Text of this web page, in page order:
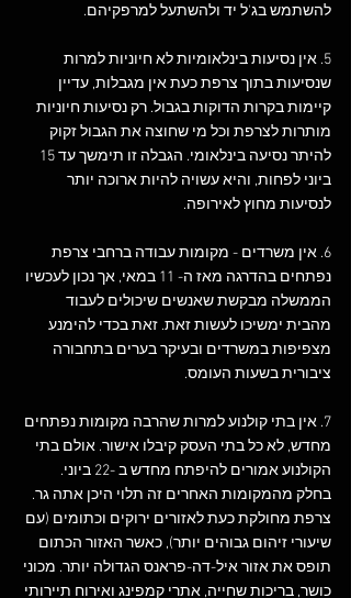
להשתמש בג'ל יד ולהשתעל למרפקיהם.
5. אין נסיעות בינלאומיות לא חיוניות למרות
שנסיעות בתוך צרפת כעת אין מגבלות, עדיין
קיימות בקרות הדוקות בגבול. רק נסיעות חיוניות
מותרות לצרפת וכל מי שחוצה את הגבול זקוק
ביוני לפחות, והיא עשויה להיות ארוכה יותר
לנסיעות מחוץ לאירופה.
6. אין משרדים - מקומות עבודה ברחבי צרפת
נפתחים בהדרגה מאז ה- 11 במאי, אך נכון לעכשיו
הממשלה מבקשת שאנשים שיכולים לעבוד
מהבית ימשיכו לעשות זאת. זאת בכדי להימנע
מצפיפות במשרדים ובעיקר בערים בתחבורה
ציבורית בשעות העומס.
7. אין בתי קולנוע למרות שהרבה מקומות נפתחים
מחדש, לא כל בתי העסק קיבלו אישור. אולם בתי
הקולנוע אמורים להיפתח מחדש ב -22 ביוני.
בחלק מהמקומות האחרים זה תלוי היכן אתה גר.
צרפת מחולקת כעת לאזורים ירוקים וכתומים (עם
שיעורי זיהום גבוהים יותר), כאשר האזור הכתום
תופס את אזור איל-דה-פראנס הגדולה יותר. מכוני
כושר, בריכות שחייה, אתרי קמפינג ואירוח תיירותי